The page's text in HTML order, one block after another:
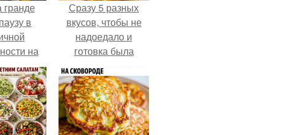
в
на
о
Сразу 5 разных
вкусов, чтобы не
надоедало и
готовка была
проще.